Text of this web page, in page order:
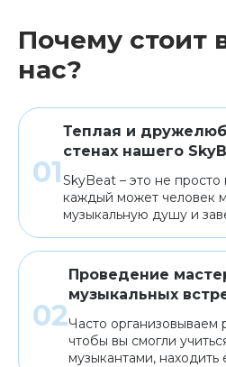
Почему стоит
нас?
Теплая и
стенах нашего
SkyBeat – это не просто
каждый может человек
музыкальную душу и
Проведение
музыкальных
Часто организовываем
чтобы вы смогли
музыкантами,